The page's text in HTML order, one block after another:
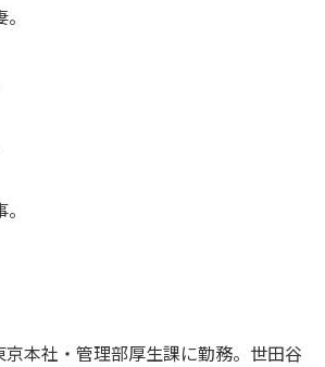
本社・管理部厚生課に勤務。世田谷